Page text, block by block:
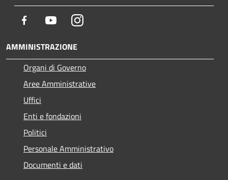
Facebook YoutubeInstagram
AMMINISTRAZIONE
Organi di Governo
Aree Amministrative
Uffici
Enti e fondazioni
Politici
Personale Amministrativo
Documenti e dati